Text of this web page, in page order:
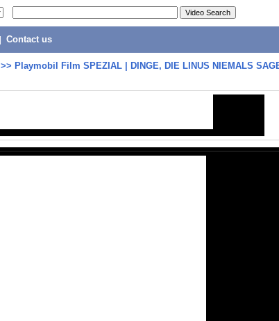
Contact us
>> Playmobil Film SPEZIAL | DINGE, DIE LINUS NIEMALS